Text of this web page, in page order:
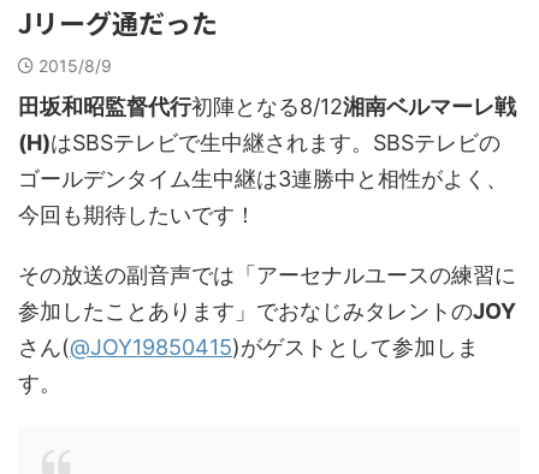
Jリーグ通だった
2015/8/9
田坂和昭監督代行初陣となる8/12湘南ベルマーレ戦
(H)はSBSテレビで生中継されます。SBSテレビの
ゴールデンタイム生中継は3連勝中と相性がよく、
今回も期待したいです！
その放送の副音声では「アーセナルユースの練習に
参加したことあります」でおなじみタレントのJOY
さん(@JOY19850415)がゲストとして参加しま
す。